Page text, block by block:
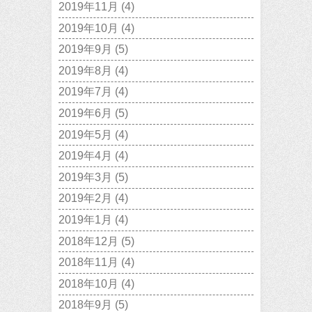
2019年11月 (4)
2019年10月 (4)
2019年9月 (5)
2019年8月 (4)
2019年7月 (4)
2019年6月 (5)
2019年5月 (4)
2019年4月 (4)
2019年3月 (5)
2019年2月 (4)
2019年1月 (4)
2018年12月 (5)
2018年11月 (4)
2018年10月 (4)
2018年9月 (5)